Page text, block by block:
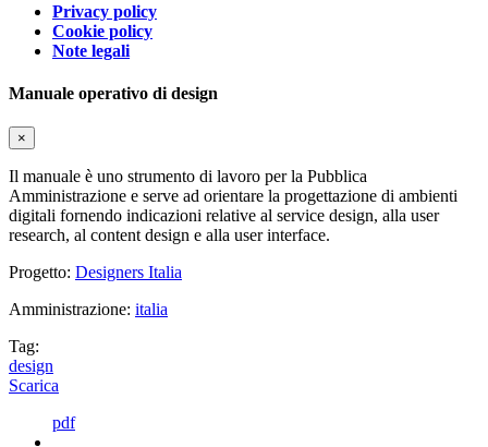
Privacy policy
Cookie policy
Note legali
Manuale operativo di design
×
Il manuale è uno strumento di lavoro per la Pubblica
Amministrazione e serve ad orientare la progettazione di ambienti
digitali fornendo indicazioni relative al service design, alla user
research, al content design e alla user interface.
Progetto: Designers Italia
Amministrazione: italia
Tag:
design
Scarica
pdf